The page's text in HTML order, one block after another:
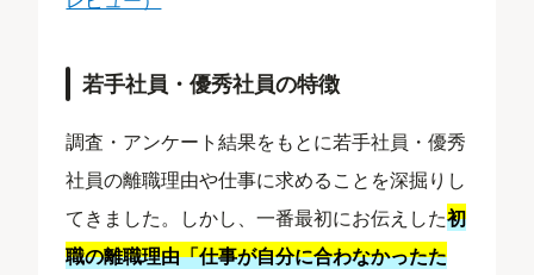
若手社員・優秀社員の特徴
調査・アンケート結果をもとに若手社員・優秀
社員の離職理由や仕事に求めることを深掘りし
てきました。しかし、一番最初にお伝えした初
職の離職理由「仕事が自分に合わなかったた